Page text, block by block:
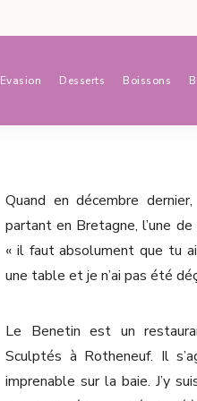
Evasion Desserts Boissons
Quand en décembre
partant en Bretagne, l’une
« il faut absolument que tu
une table et je n’ai pas été
Le Benetin est un
Sculptés à Rotheneuf. Il
imprenable sur la baie. J’y